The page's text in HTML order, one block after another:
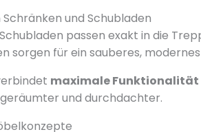
und Schubladen
passen exakt in die
sorgen für ein sauberes, modernes
maximale Funktionalität
und durchdachter.